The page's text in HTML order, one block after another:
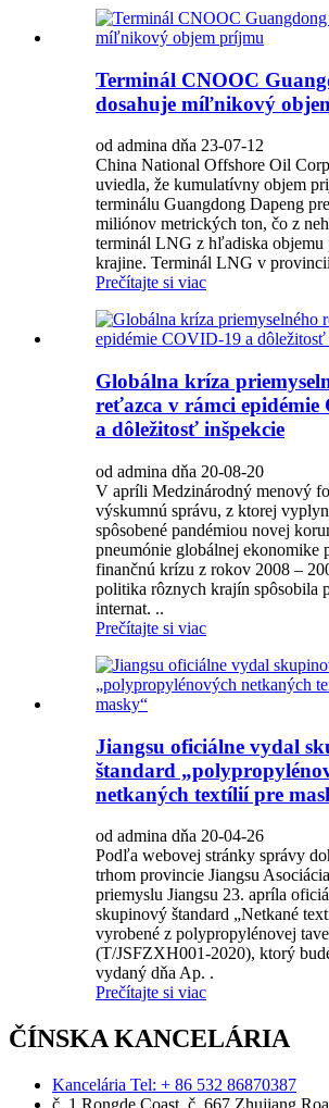
Terminál CNOOC
dosahuje míľnikový
od admina dňa 23-07-12
China National Offshore Oil
uviedla, že kumulatívny objem
terminálu Guangdong Dapeng
miliónov metrických ton, čo z
terminál LNG z hľadiska objemu
krajine. Terminál LNG v
Prečítajte si viac
Globálna kríza
reťazca v rámci epidémie
a dôležitosť inšpekcie
od admina dňa 20-08-20
V apríli Medzinárodný menový
výskumnú správu, z ktorej
spôsobené pandémiou novej
pneumónie globálnej ekonomike
finančnú krízu z rokov 2008 –
politika rôznych krajín spôsobila
internat. ..
Prečítajte si viac
Jiangsu oficiálne vydal
štandard
netkaných textílií pre
od admina dňa 20-04-26
Podľa webovej stránky správy
trhom provincie Jiangsu
priemyslu Jiangsu 23. apríla
skupinový štandard „Netkané
vyrobené z polypropylénovej
(T/JSFZXH001-2020), ktorý
vydaný dňa Ap. .
Prečítajte si viac
ČÍNSKA KANCELÁRIA
Kancelária Tel: + 86 532 86870387
č. 1 Rongde Coast, č. 667 Zhujiang